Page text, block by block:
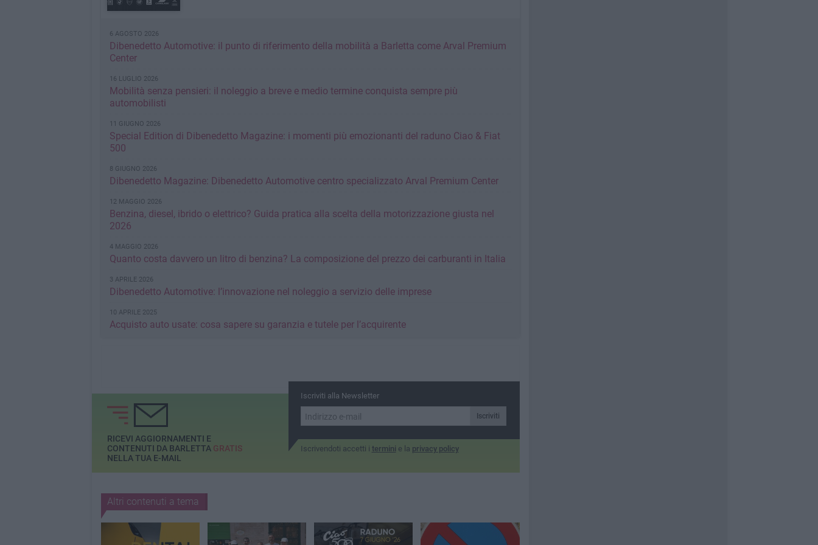
6 AGOSTO 2026
Dibenedetto Automotive: il punto di riferimento della mobilità a Barletta come Arval Premium
Center
16 LUGLIO 2026
Mobilità senza pensieri: il noleggio a breve e medio termine conquista sempre più
automobilisti
11 GIUGNO 2026
Special Edition di Dibenedetto Magazine: i momenti più emozionanti del raduno Ciao & Fiat
500
8 GIUGNO 2026
Dibenedetto Magazine: Dibenedetto Automotive centro specializzato Arval Premium Center
12 MAGGIO 2026
Benzina, diesel, ibrido o elettrico? Guida pratica alla scelta della motorizzazione giusta nel
2026
4 MAGGIO 2026
Quanto costa davvero un litro di benzina? La composizione del prezzo dei carburanti in Italia
3 APRILE 2026
Dibenedetto Automotive: l’innovazione nel noleggio a servizio delle imprese
10 APRILE 2025
Acquisto auto usate: cosa sapere su garanzia e tutele per l’acquirente
Iscriviti alla Newsletter
Iscriviti
Iscrivendoti accetti i termini e la privacy policy
RICEVI AGGIORNAMENTI E
CONTENUTI DA BARLETTA GRATIS
NELLA TUA E-MAIL
Altri contenuti a tema